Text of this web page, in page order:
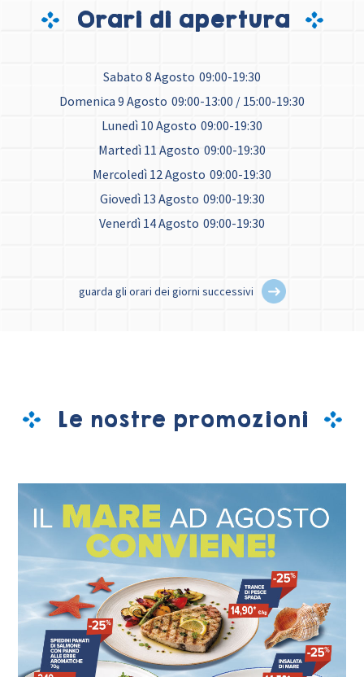
Orari di apertura
Sabato 8 Agosto 09:00-19:30
Domenica 9 Agosto 09:00-13:00 / 15:00-19:30
Lunedì 10 Agosto 09:00-19:30
Martedì 11 Agosto 09:00-19:30
Mercoledì 12 Agosto 09:00-19:30
Giovedì 13 Agosto 09:00-19:30
Venerdì 14 Agosto 09:00-19:30
guarda gli orari dei giorni successivi
Le nostre promozioni